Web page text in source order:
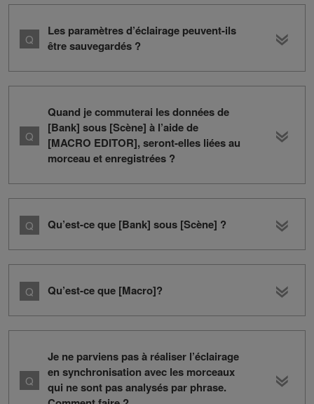
Les paramètres d’éclairage peuvent-ils
être sauvegardés ?
Quand je commuterai les données de
[Bank] sous [Scène] à l’aide de
[MACRO EDITOR], seront-elles liées au
morceau et enregistrées ?
Qu’est-ce que [Bank] sous [Scène] ?
Qu’est-ce que [Macro]?
Je ne parviens pas à réaliser l’éclairage
en synchronisation avec les morceaux
qui ne sont pas analysés par phrase.